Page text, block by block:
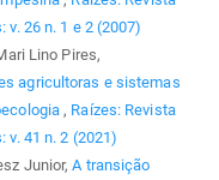
26 n. 1 e 2 (2007)
Lino Pires,
agricultoras e sistemas
, Raízes: Revista
v. 41 n. 2 (2021)
Junior,A transição